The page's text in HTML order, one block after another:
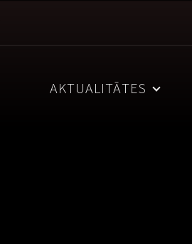
AKTUALITĀTES